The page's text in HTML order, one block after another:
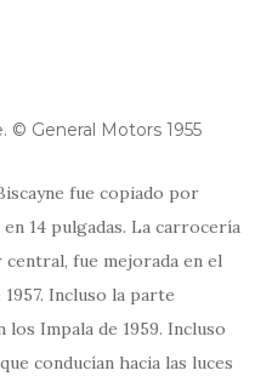
© General Motors 1955
fue copiado por
14 pulgadas. La carrocería
fue mejorada en el
Incluso la parte
Impala de 1959. Incluso
conducían hacia las luces